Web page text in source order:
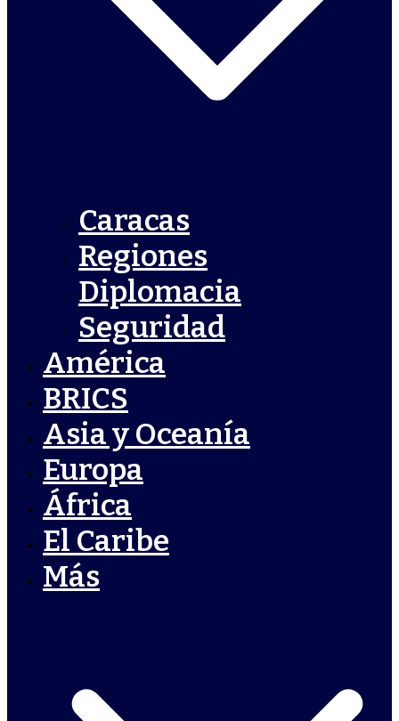
Caracas
Regiones
Diplomacia
Seguridad
América
BRICS
Asia y Oceanía
Europa
África
El Caribe
Más